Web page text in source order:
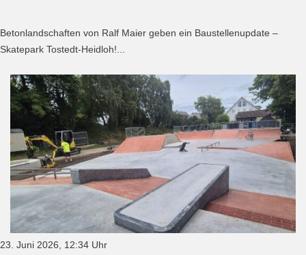
Betonlandschaften von Ralf Maier geben ein Baustellenupdate –
Skatepark Tostedt-Heidloh!...
23. Juni 2026, 12:34 Uhr